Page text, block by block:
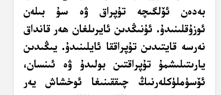
بەدەن ئۆلگىچە تۇپراق ۋە سۇ بىلەن
ئوزۇقلىنىدۇ. ئۇنىڭدىن ئايرىلغان ھەر قانداق
نەرسە قايتىدىن تۇپراققا ئايلىنىدۇ. يىڭىدىن
يارىتىلىشمۇ تۇپراقتىن بولىدۇ ۋە ئىنسان،
ئۆسۈملۈكلەرنىڭ چىققىنىغا ئوخشاش يەر